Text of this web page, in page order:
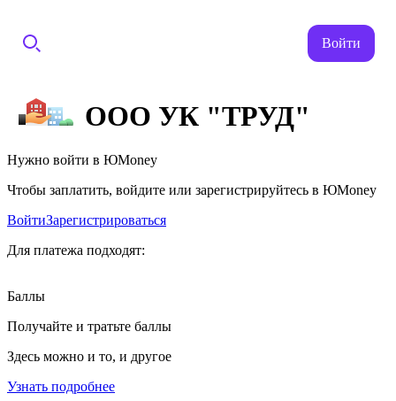
Войти
ООО УК "ТРУД"
Нужно войти в ЮMoney
Чтобы заплатить, войдите или зарегистрируйтесь в ЮMoney
ВойтиЗарегистрироваться
Для платежа подходят:
Баллы
Получайте и тратьте баллы
Здесь можно и то, и другое
Узнать подробнее